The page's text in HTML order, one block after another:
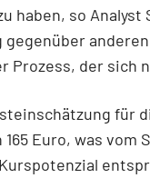
haben, so
gegenüber
Prozess, der sich
für
165 Euro, was